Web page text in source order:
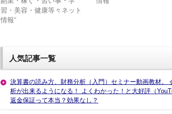
習・美容・健康等々ネット
情報”
人気記事一覧
決算書の読み方、財務分析（入門）セミナー動画教材。
析が出来るようになる！ よくわかった！と大好評（
返金保証って本当？効果なし？